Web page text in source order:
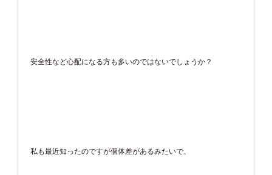
安全性など心配になる方も多いのではないでしょうか？
私も最近知ったのですが個体差があるみたいで、